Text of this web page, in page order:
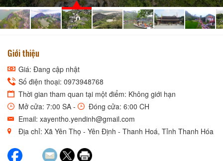
Giới thiệu
Giá: Đang cập nhật
Số điện thoại: 0973948768
Thời gian tham quan tại một điểm: Không giới hạn
Mở cửa: 7:00 SA -
Đóng cửa: 6:00 CH
Email: xayentho.yendinh@gmail.com
Địa chỉ: Xã Yên Thọ - Yên Định - Thanh Hoá, Tỉnh Thanh Hóa